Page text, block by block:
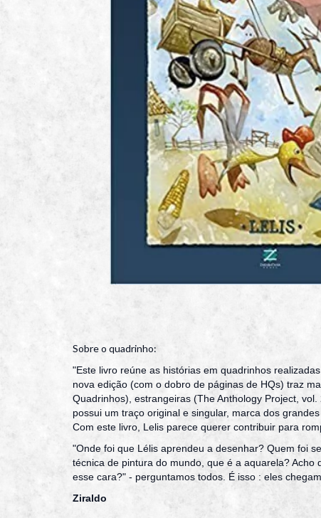
Sobre o quadrinho:
"Este livro reúne as histórias em quadrinhos
nova edição (com o dobro de páginas de HQs) traz
Quadrinhos), estrangeiras (The Anthology Project,
possui um traço original e singular, marca dos
Com este livro, Lelis parece querer contribuir para
"Onde foi que Lélis aprendeu a desenhar? Quem foi
técnica de pintura do mundo, que é a aquarela?
esse cara?" - perguntamos todos. É isso : eles
Ziraldo